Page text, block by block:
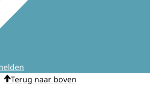
Terug naar boven